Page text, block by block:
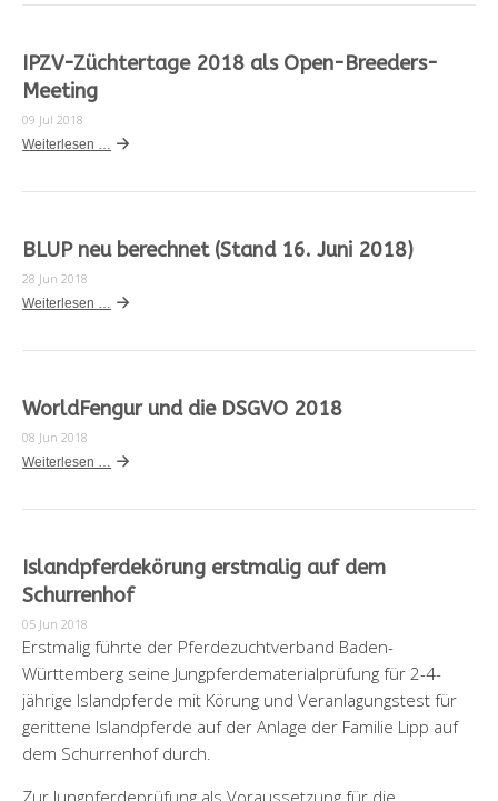
IPZV-Züchtertage 2018 als Open-Breeders-
Meeting
09 Jul 2018
Weiterlesen …
BLUP neu berechnet (Stand 16. Juni 2018)
28 Jun 2018
Weiterlesen …
WorldFengur und die DSGVO 2018
08 Jun 2018
Weiterlesen …
Islandpferdekörung erstmalig auf dem
Schurrenhof
05 Jun 2018
Erstmalig führte der Pferdezuchtverband Baden-
Württemberg seine Jungpferdematerialprüfung für 2-4-
jährige Islandpferde mit Körung und Veranlagungstest für
gerittene Islandpferde auf der Anlage der Familie Lipp auf
dem Schurrenhof durch.